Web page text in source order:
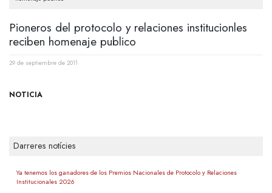
Pioneros del protocolo y relaciones institucionles
reciben homenaje publico
29 de septiembre de 2011
NOTICIA
Darreres notícies
Ya tenemos los ganadores de los Premios Nacionales de Protocolo y Relaciones
Institucionales 2026